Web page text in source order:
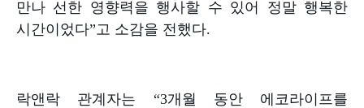
만나 선한 영향력을 행사할 수 있어 정말 행복한
시간이었다”고 소감을 전했다.
락앤락 관계자는 “3개월 동안 에코라이프를